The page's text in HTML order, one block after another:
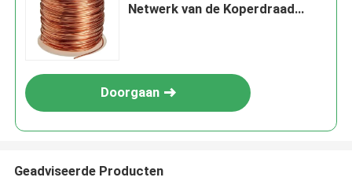
Netwerk van de Koperdraad
Doorgaan
Geadviseerde Producten